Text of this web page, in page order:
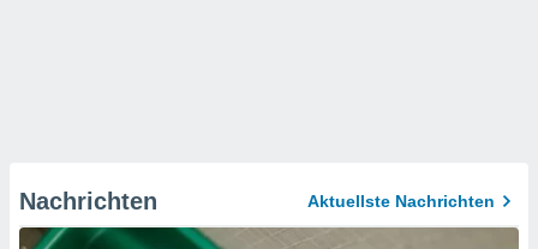
Nachrichten Aktuellste Nachrichten